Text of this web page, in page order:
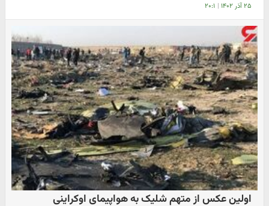
۲۵ آذر ۱۴۰۲ | ۲۰:۱
اولین عکس از متهم شلیک به هواپیمای اوکراینی